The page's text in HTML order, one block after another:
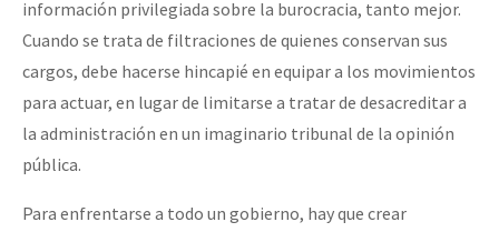
información privilegiada sobre la burocracia, tanto mejor.
Cuando se trata de filtraciones de quienes conservan sus
cargos, debe hacerse hincapié en equipar a los movimientos
para actuar, en lugar de limitarse a tratar de desacreditar a
la administración en un imaginario tribunal de la opinión
pública.
Para enfrentarse a todo un gobierno, hay que crear